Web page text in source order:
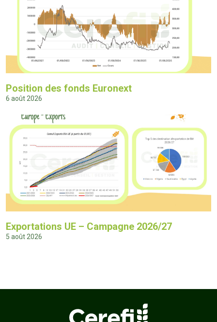
Position des fonds Euronext
6 août 2026
Exportations UE – Campagne 2026/27
5 août 2026